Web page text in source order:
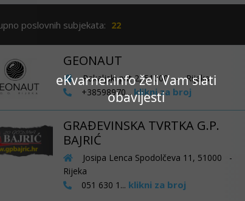
eKvarner.info želi Vam slati
obavijesti
poslovnih subjekata: 22
GEONAUT
Rakaljski put 2, 51000 - Rijeka
+38598970... klikni za broj
GRAĐEVINSKA TVRTKA G.P.
BAJRIĆ
Josipa Lenca Spodolčeva 11, 51000 -
Rijeka
051 630 1... klikni za broj